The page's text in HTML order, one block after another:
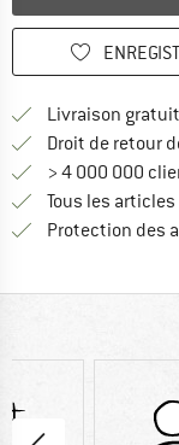
Livraison
Droit de retour
> 4 000 000
Tous les
Protection des